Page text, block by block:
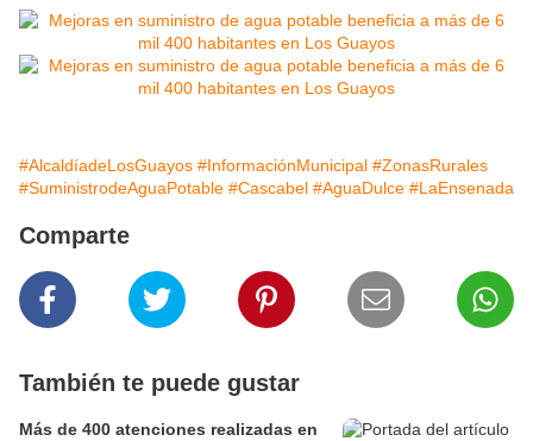
#AlcaldíadeLosGuayos #InformaciónMunicipal #ZonasRurales
#SuministrodeAguaPotable #Cascabel #AguaDulce #LaEnsenada
Comparte
También te puede gustar
Más de 400 atenciones realizadas en